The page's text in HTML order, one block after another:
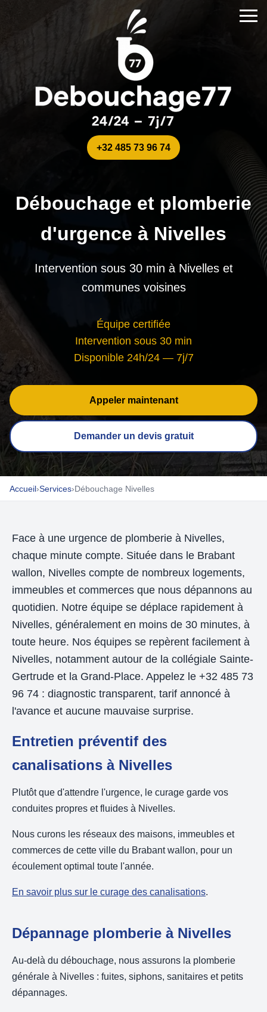
+32 485 73 96 74
Débouchage et plomberie
d'urgence à Nivelles
Intervention sous 30 min à Nivelles et
communes voisines
Équipe certifiée
Intervention sous 30 min
Disponible 24h/24 — 7j/7
Appeler maintenant
Demander un devis gratuit
Accueil›Services›Débouchage Nivelles
Face à une urgence de plomberie à Nivelles,
chaque minute compte. Située dans le Brabant
wallon, Nivelles compte de nombreux logements,
immeubles et commerces que nous dépannons au
quotidien. Notre équipe se déplace rapidement à
Nivelles, généralement en moins de 30 minutes, à
toute heure. Nos équipes se repèrent facilement à
Nivelles, notamment autour de la collégiale Sainte-
Gertrude et la Grand-Place. Appelez le +32 485 73
96 74 : diagnostic transparent, tarif annoncé à
l'avance et aucune mauvaise surprise.
Entretien préventif des
canalisations à Nivelles
Plutôt que d'attendre l'urgence, le curage garde vos
conduites propres et fluides à Nivelles.
Nous curons les réseaux des maisons, immeubles et
commerces de cette ville du Brabant wallon, pour un
écoulement optimal toute l'année.
En savoir plus sur le curage des canalisations.
Dépannage plomberie à Nivelles
Au-delà du débouchage, nous assurons la plomberie
générale à Nivelles : fuites, siphons, sanitaires et petits
dépannages.